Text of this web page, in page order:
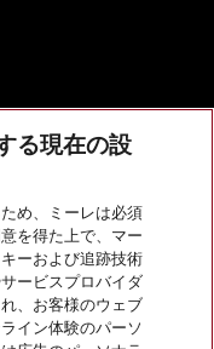
る現在の設
め、ミーレは必須
を得た上で、マー
ーおよび追跡技術
ービスプロバイダ
、お客様のウェブ
イン体験のパーソ